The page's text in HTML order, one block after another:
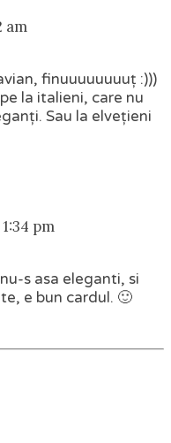
am
finuuuuuuuuț :)))
la italieni, care nu
Sau la elvețieni
pm
s asa eleganti, si
e bun cardul. 🙂